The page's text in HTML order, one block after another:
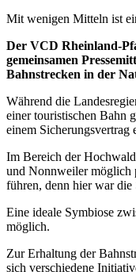
Mit wenigen Mitteln ist
Der VCD Rheinland-
gemeinsamen
Bahnstrecken in der
Während die
einer touristischen Bahn
einem Sicherungsvertrag
Im Bereich der
und Nonnweiler möglich
führen, denn hier war
Eine ideale Symbiose
möglich.
Zur Erhaltung der
sich verschiedene